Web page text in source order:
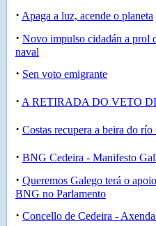
· Apaga a luz, acende o planeta
· Novo impulso cidadán a prol
naval
· Sen voto emigrante
· A RETIRADA DO VETO
· Costas recupera a beira do
· BNG Cedeira - Manifesto
· Queremos Galego terá o
BNG no Parlamento
· Concello de Cedeira -